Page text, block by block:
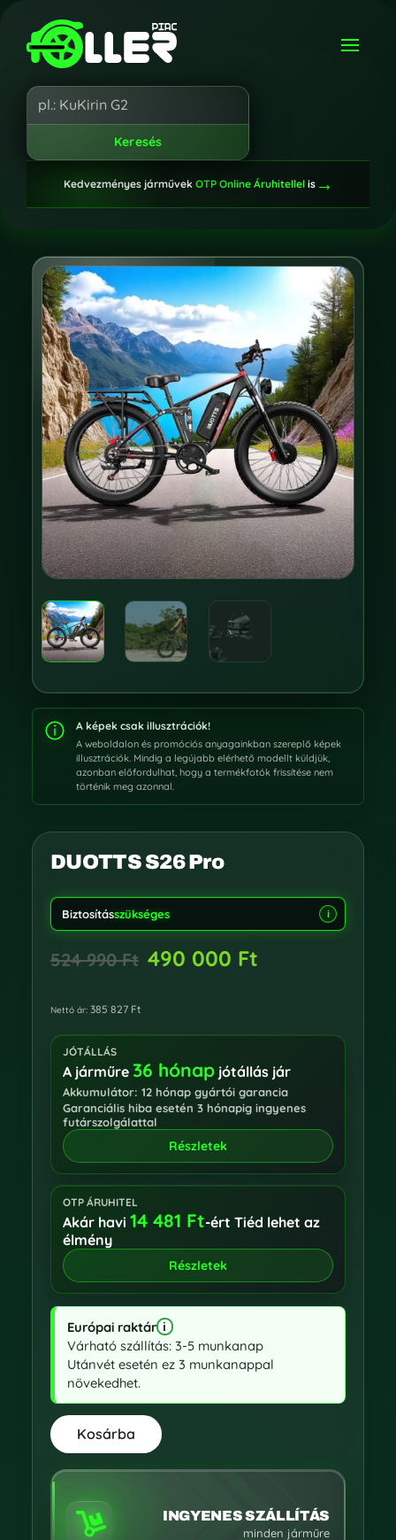
Kedvezményes járművek OTP Online Áruhitellelis→
A képek csak illusztrációk!
A weboldalon és promóciós anyagainkban szereplő képek
illusztrációk. Mindig a legújabb elérhető modellt küldjük,
azonban előfordulhat, hogy a termékfotók frissítése nem
történik meg azonnal.
DUOTTS S26 Pro
Biztosításszükséges i
524 990Ft 490 000 Ft
Nettó ár: 385 827 Ft
JÓTÁLLÁS
A járműre 36 hónapjótállás jár
Akkumulátor: 12 hónap gyártói garancia
Garanciális hiba esetén 3 hónapig ingyenes
futárszolgálattal
Részletek
OTP ÁRUHITEL
Akár havi 14 481 Ft-ért Tiéd lehet az
élmény
Részletek
Európai raktár iEU raktár információk megnyitása
Várható szállítás: 3-5 munkanap
Utánvét esetén ez 3 munkanappal
növekedhet.
Kosárba
 INGYENES SZÁLLÍTÁS
minden járműre